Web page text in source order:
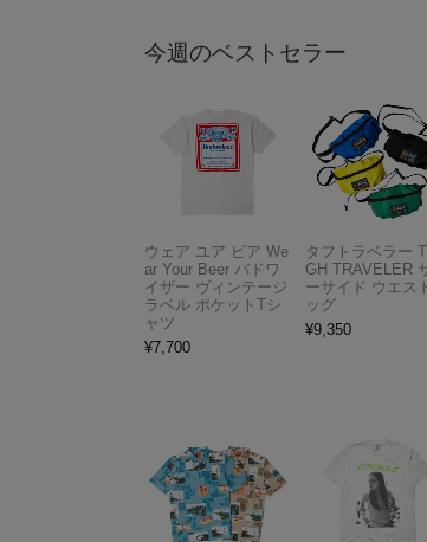
今週のベストセラー
ウェア ユア ビア We
ar Your Beer バドワ
イザー ヴィンテージ
ラベル ポケットTシ
ャツ
¥7,700
タフトラベラー
GH TRAVELER
ーサイド ウエス
ッグ
¥9,350